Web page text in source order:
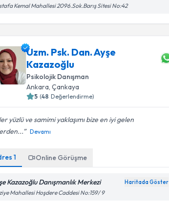
Kemal Mahallesi 2096.Sok.Barış Sitesi No:42
Uzm. Psk. Dan. Ayşe
Kazazoğlu
Psikolojik Danışman
Ankara, Çankaya
5 (48 Değerlendirme)
yüzlü ve samimi yaklaşımı bize en iyi gelen
Devamı
1 Online Görüşme
Kazazoğlu Danışmanlık Merkezi Haritada Göster
Mahallesi Hoşdere Caddesi No:159/ 9